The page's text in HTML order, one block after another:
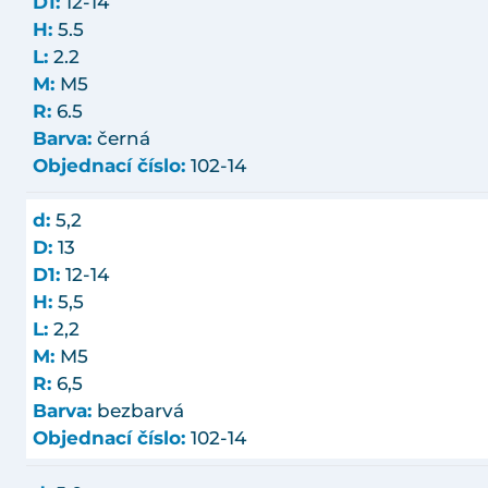
H: 5.5
L: 2.2
M: M5
R: 6.5
Barva: černá
Objednací číslo: 102-14
d: 5,2
D: 13
D1: 12-14
H: 5,5
L: 2,2
M: M5
R: 6,5
Barva: bezbarvá
Objednací číslo: 102-14